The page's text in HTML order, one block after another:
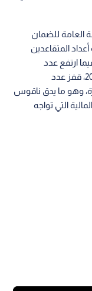
العامة للضمان
المتقاعدين
ارتفع عدد
المشتركين بنسبة 3% بنهاية العام الماضي 2024، قفز عدد
نفس الفترة، وهو ما يدق ناقوس
التي تواجه